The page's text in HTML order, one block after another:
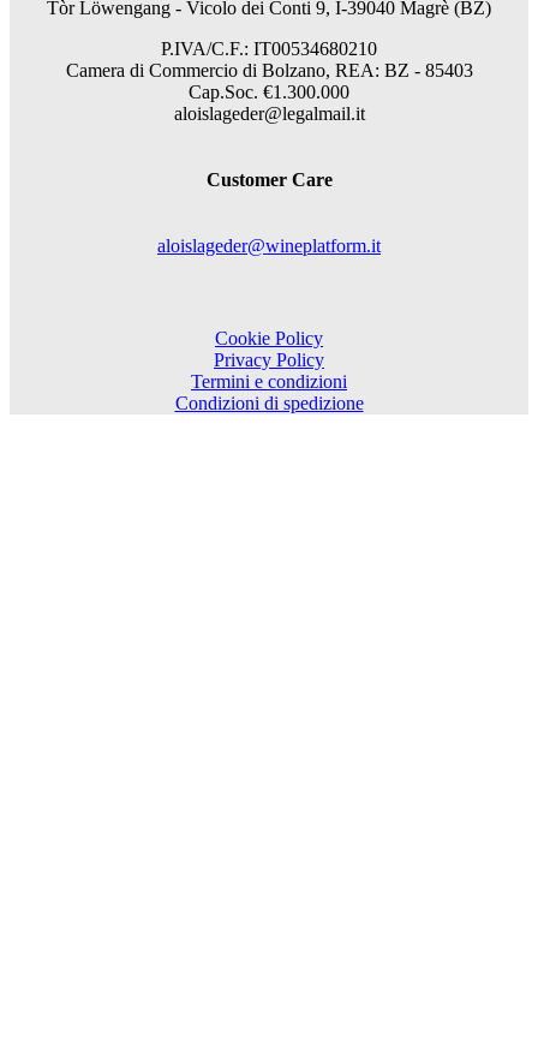
Tòr Löwengang - Vicolo dei Conti 9, I-39040 Magrè (BZ)
P.IVA/C.F.: IT00534680210
Camera di Commercio di Bolzano, REA: BZ - 85403
Cap.Soc. €1.300.000
aloislageder@legalmail.it
Customer Care
aloislageder@wineplatform.it
Cookie Policy
Privacy Policy
Termini e condizioni
Condizioni di spedizione